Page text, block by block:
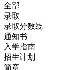
全部
录取
录取分数线
通知书
入学指南
招生计划
简章